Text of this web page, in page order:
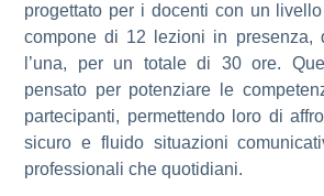
progettato per i docenti con un
compone di 12 lezioni in presenza,
l’una, per un totale di 30 ore.
pensato per potenziare le
partecipanti, permettendo loro di
sicuro e fluido situazioni
professionali che quotidiani.